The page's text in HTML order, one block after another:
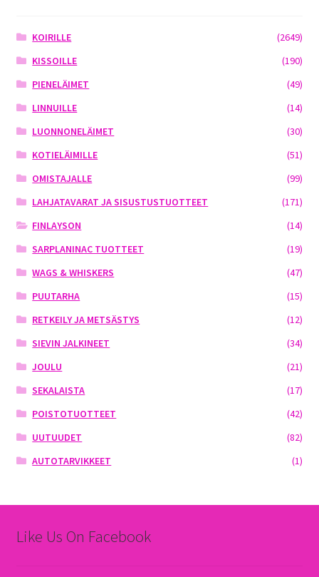
KOIRILLE
(2649)
KISSOILLE
(190)
PIENELÄIMET
(49)
LINNUILLE
(14)
LUONNONELÄIMET
(30)
KOTIELÄIMILLE
(51)
OMISTAJALLE
(99)
LAHJATAVARAT JA SISUSTUSTUOTTEET
(171)
FINLAYSON
(14)
SARPLANINAC TUOTTEET
(19)
WAGS & WHISKERS
(47)
PUUTARHA
(15)
RETKEILY JA METSÄSTYS
(12)
SIEVIN JALKINEET
(34)
JOULU
(21)
SEKALAISTA
(17)
POISTOTUOTTEET
(42)
UUTUUDET
(82)
AUTOTARVIKKEET
(1)
Like Us On Facebook